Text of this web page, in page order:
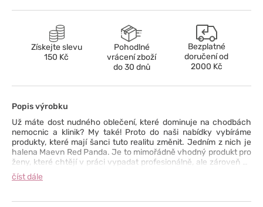
Získejte slevu
150 Kč
Pohodlné
vrácení zboží
do 30 dnů
Bezplatné
doručení od
2000 Kč
Popis výrobku
Už máte dost nudného oblečení, které dominuje na chodbách
nemocnic a klinik? My také! Proto do naši nabídky vybíráme
produkty, které mají šanci tuto realitu změnit. Jedním z nich je
halena Maevn Red Panda. Je to mimořádně vhodný produkt pro
ženy, které chtějí v práci vypadat profesionálně, ale zároveň se
cítít žensky. Halenka má perfektní střih, který zdůrazňuje ženský
pas. Vzhled však není všechno - mysleli jsme také na jiné
číst dále